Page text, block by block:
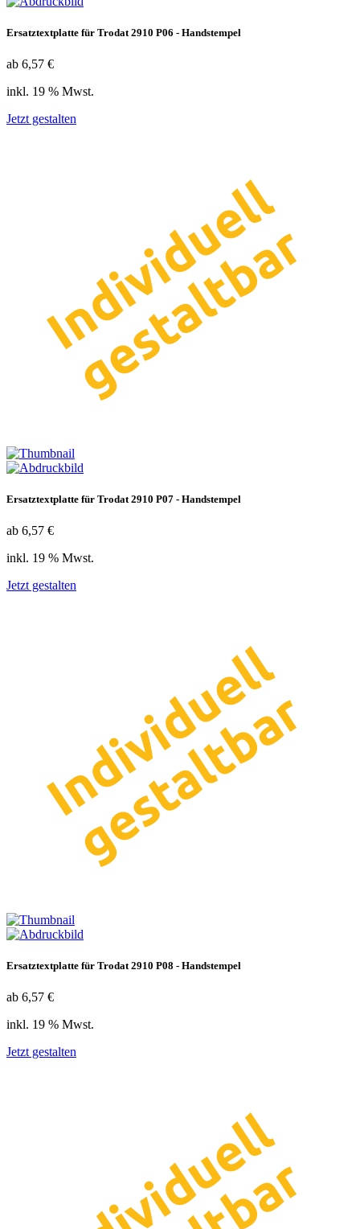
Ersatztextplatte für Trodat 2910 P06 - Handstempel
ab 6,57 €
inkl. 19 % Mwst.
Jetzt gestalten
Ersatztextplatte für Trodat 2910 P07 - Handstempel
ab 6,57 €
inkl. 19 % Mwst.
Jetzt gestalten
Ersatztextplatte für Trodat 2910 P08 - Handstempel
ab 6,57 €
inkl. 19 % Mwst.
Jetzt gestalten